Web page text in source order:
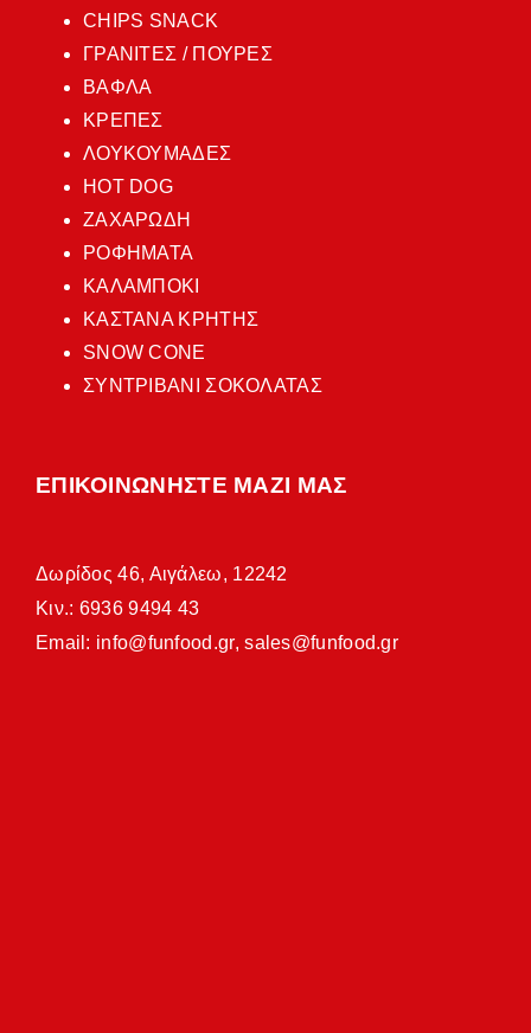
CHIPS SNACK
ΓΡΑΝΙΤΕΣ / ΠΟΥΡΕΣ
ΒΑΦΛΑ
ΚΡΕΠΕΣ
ΛΟΥΚΟΥΜΑΔΕΣ
HOT DOG
ΖΑΧΑΡΩΔΗ
ΡΟΦΗΜΑΤΑ
ΚΑΛΑΜΠΟΚΙ
ΚΑΣΤΑΝΑ ΚΡΗΤΗΣ
SNOW CONE
ΣΥΝΤΡΙΒΑΝΙ ΣΟΚΟΛΑΤΑΣ
ΕΠΙΚΟΙΝΩΝΗΣΤΕ ΜΑΖΙ ΜΑΣ
Δωρίδος 46, Αιγάλεω, 12242
Κιν.: 6936 9494 43
Email: info@funfood.gr,sales@funfood.gr